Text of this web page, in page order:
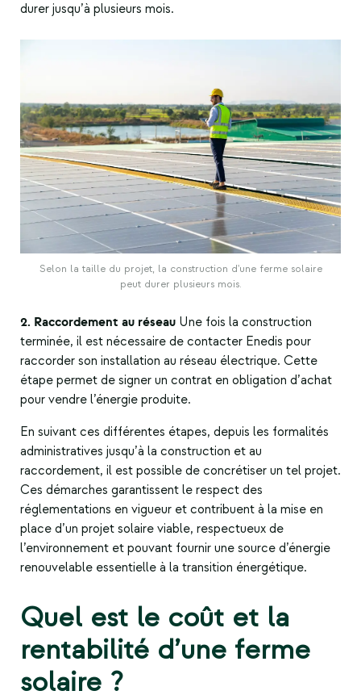
durer jusqu’à plusieurs mois.
Selon la taille du projet, la construction d'une ferme solaire
peut durer plusieurs mois.
2. Raccordement au réseau Une fois la construction
terminée, il est nécessaire de contacter Enedis pour
raccorder son installation au réseau électrique. Cette
étape permet de signer un contrat en obligation d’achat
pour vendre l’énergie produite.
En suivant ces différentes étapes, depuis les formalités
administratives jusqu’à la construction et au
raccordement, il est possible de concrétiser un tel projet.
Ces démarches garantissent le respect des
réglementations en vigueur et contribuent à la mise en
place d’un projet solaire viable, respectueux de
l’environnement et pouvant fournir une source d’énergie
renouvelable essentielle à la transition énergétique.
Quel est le coût et la
rentabilité d’une ferme
solaire ?